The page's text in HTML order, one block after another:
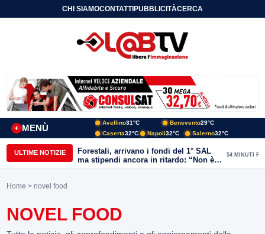
CHI SIAMOCONTATTIPUBBLICITÀCERCA
MENÙ
+
Avellino31°C Benevento29°C
Caserta32°C Napoli32°C Salerno32°C
ULTIME NOTIZIE
Forestali, arrivano i fondi del 1° SAL
ma stipendi ancora in ritardo: “Non è
più sostenibile”
54 MINUTI FA
Home > novel food
NOVEL FOOD